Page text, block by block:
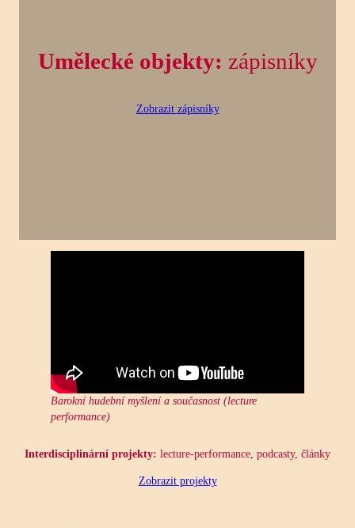
Umělecké objekty: zápisníky
Zobrazit zápisníky
Barokní hudební myšlení a současnost (lecture
performance)
Interdisciplinární projekty: lecture-performance, podcasty, články
Zobrazit projekty